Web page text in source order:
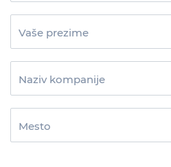
Vaše prezime
Naziv kompanije
Mesto